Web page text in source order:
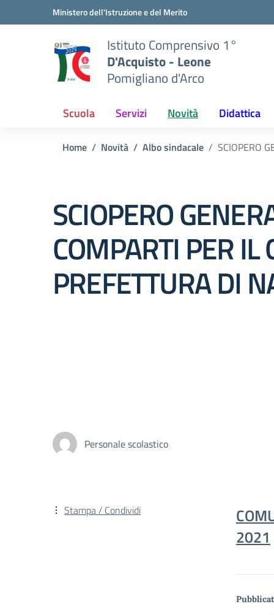
Vai ai contenuti
Vai al menu di navigazioneMinistero dell'Istruzione e del Merito
Istituto Comprensivo 1°
D'Acquisto - Leone
Pomigliano d'Arco
Scuola Servizi Novità Didattica
Home Novità Albo sindacale SCIOPERO
SCIOPERO
COMPARTI PER
PREFETTURA DI
Personale scolastico
2021
Stampa / Condividi